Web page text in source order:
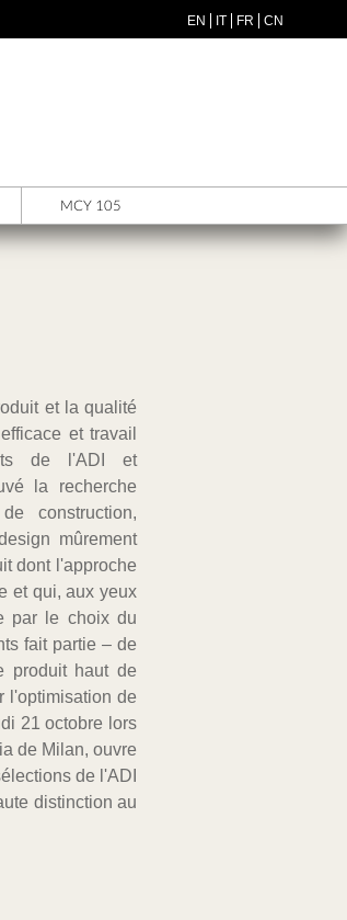
EN IT FR CN
MCY 105